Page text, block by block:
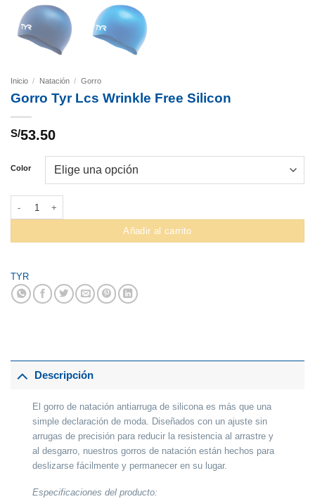
Inicio / Natación / Gorro
Gorro Tyr Lcs Wrinkle Free Silicon
S/53.50
Color
Añadir al carrito
TYR
Descripción
El gorro de natación antiarruga de silicona es más que una
simple declaración de moda. Diseñados con un ajuste sin
arrugas de precisión para reducir la resistencia al arrastre y
al desgarro, nuestros gorros de natación están hechos para
deslizarse fácilmente y permanecer en su lugar.
Especificaciones del producto: